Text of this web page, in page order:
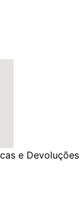
e Devoluções